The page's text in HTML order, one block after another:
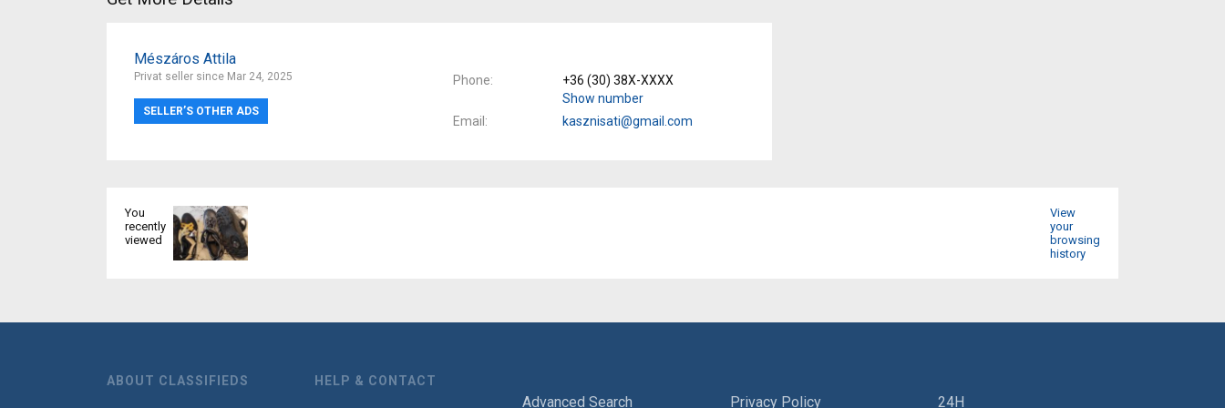
Mészáros Attila
Privat seller since Mar 24, 2025
SELLER’S OTHER ADS
Phone
+36 (30) 38X-XXXX
Show number
Email
kasznisati@gmail.com
You
recently
viewed
View
your
browsing
history
ABOUT CLASSIFIEDS HELP & CONTACT
Advanced Search Privacy Policy 24H